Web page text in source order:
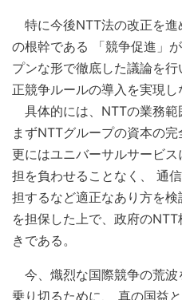
特に今後NTT法の改正を進
の根幹である 「競争促進」
プンな形で徹底した議論を
正競争ルールの導入を実現し
具体的には、NTTの業務範
まずNTTグループの資本の完
更にはユニバーサルサービ
担を負わせることなく、 通
担するなど適正なあり方を
を担保した上で、政府の
きである。
今、熾烈な国際競争の荒波
乗り切るために、 真の国益